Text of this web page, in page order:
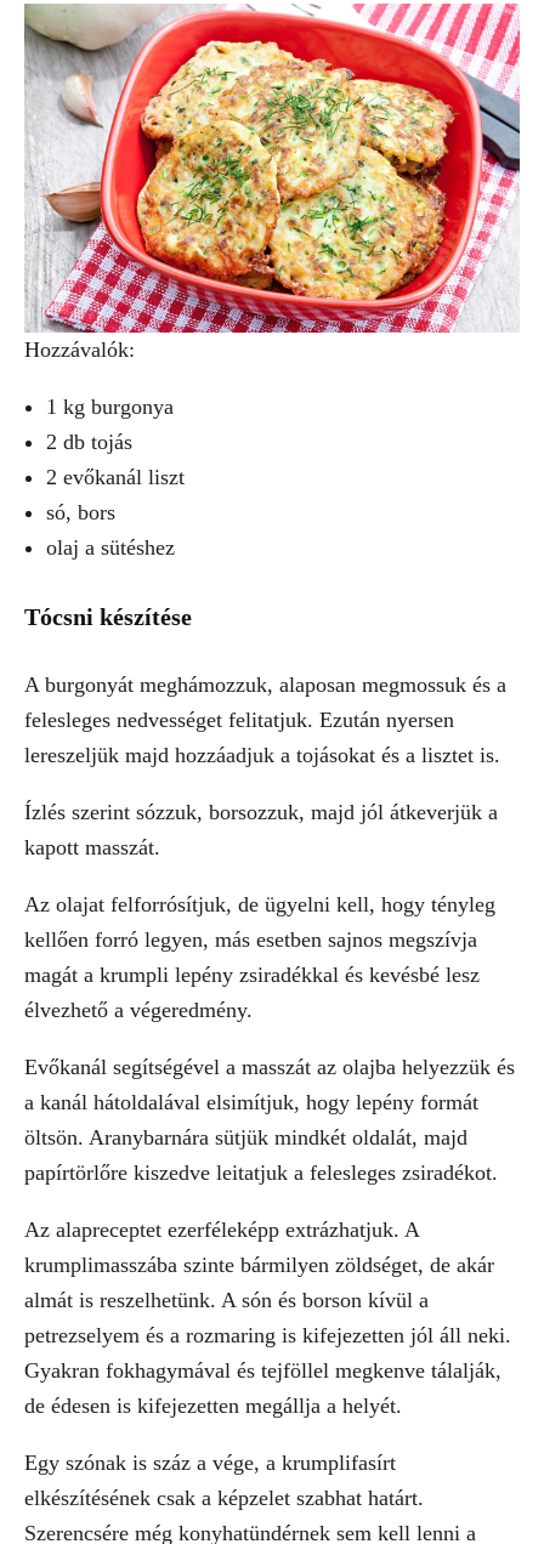
Hozzávalók:
1 kg burgonya
2 db tojás
2 evőkanál liszt
só, bors
olaj a sütéshez
Tócsni készítése
A burgonyát meghámozzuk, alaposan megmossuk és a
felesleges nedvességet felitatjuk. Ezután nyersen
lereszeljük majd hozzáadjuk a tojásokat és a lisztet is.
Ízlés szerint sózzuk, borsozzuk, majd jól átkeverjük a
kapott masszát.
Az olajat felforrósítjuk, de ügyelni kell, hogy tényleg
kellően forró legyen, más esetben sajnos megszívja
magát a krumpli lepény zsiradékkal és kevésbé lesz
élvezhető a végeredmény.
Evőkanál segítségével a masszát az olajba helyezzük és
a kanál hátoldalával elsimítjuk, hogy lepény formát
öltsön. Aranybarnára sütjük mindkét oldalát, majd
papírtörlőre kiszedve leitatjuk a felesleges zsiradékot.
Az alapreceptet ezerféleképp extrázhatjuk. A
krumplimasszába szinte bármilyen zöldséget, de akár
almát is reszelhetünk. A són és borson kívül a
petrezselyem és a rozmaring is kifejezetten jól áll neki.
Gyakran fokhagymával és tejföllel megkenve tálalják,
de édesen is kifejezetten megállja a helyét.
Egy szónak is száz a vége, a krumplifasírt
elkészítésének csak a képzelet szabhat határt.
Szerencsére még konyhatündérnek sem kell lenni a